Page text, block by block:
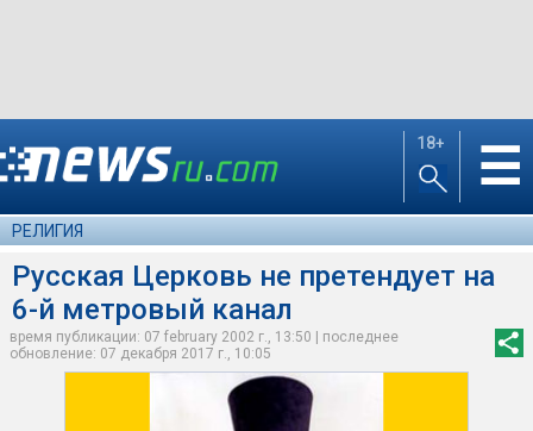
18+ ☰
РЕЛИГИЯ
Русская Церковь не претендует на
6-й метровый канал
время публикации: 07 february 2002 г., 13:50 | последнее
обновление: 07 декабря 2017 г., 10:05